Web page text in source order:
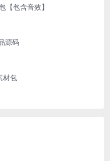
【包含音效】
源码
材包